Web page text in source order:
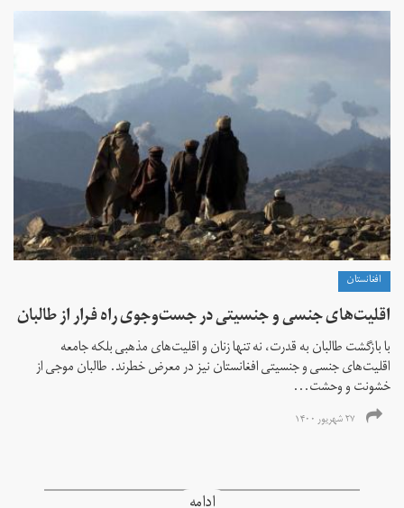
افغانستان
اقلیت‌های جنسی و جنسیتی در جست‌و‌جوی راه فرار از طالبان
با بازگشت طالبان به قدرت، نه تنها زنان و اقلیت‌های مذهبی بلکه جامعه
اقلیت‌های جنسی و جنسیتی افغانستان نیز در معرض خطرند. طالبان موجی از
خشونت و وحشت...
۲۷ شهریور ۱۴۰۰